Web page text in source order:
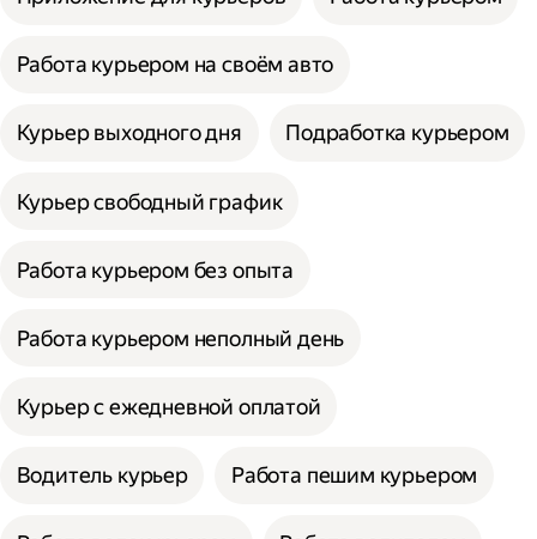
Работа курьером на своём авто
Курьер выходного дня Подработка курьером
Курьер свободный график
Работа курьером без опыта
Работа курьером неполный день
Курьер с ежедневной оплатой
Водитель курьер Работа пешим курьером